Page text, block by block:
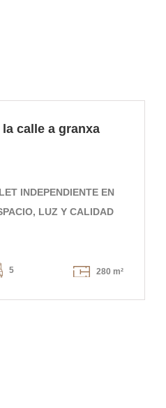
calle a granxa
INDEPENDIENTE EN
LUZ Y CALIDAD
5 280 m²